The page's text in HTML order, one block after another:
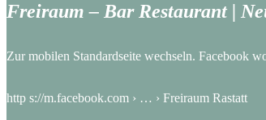
Freiraum – Bar Restaurant |
Zur mobilen Standardseite wechseln. Facebook
http s://m.facebook.com › … › Freiraum Rastatt